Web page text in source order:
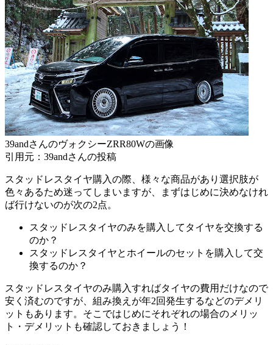
39andさんのヴォクシーZRR80Wの画像
引用元：39andさんの投稿
スタッドレスタイヤ購入の際、様々な商品があり選択肢が
色々あるため迷ってしまいますが、まずはじめに決めなけれ
ば行けないのが次の2点。
スタッドレスタイヤのみを購入してタイヤを交換する
のか？
スタッドレスタイヤとホイールのセットを購入して交
換するのか？
スタッドレスタイヤのみ購入すればタイヤの費用だけなので
安く済むのですが、組み換えが年2回発生するなどのデメリ
ットもあります。そこではじめにそれぞれの場合のメリッ
ト・デメリットも確認しておきましょう！